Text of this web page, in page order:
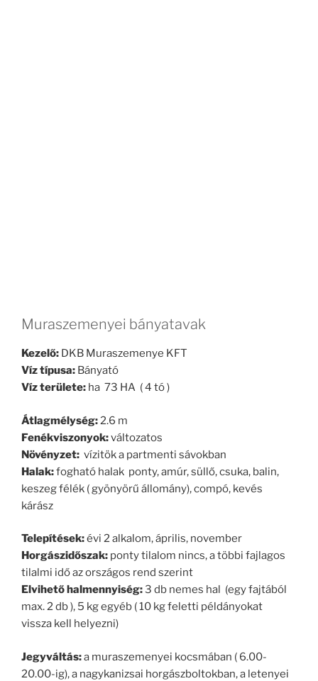
Muraszemenyei bányatavak
Kezelő: DKB Muraszemenye KFT
Víz típusa: Bányató
Víz területe: ha 73 HA ( 4 tó )
Átlagmélység:2.6 m
Fenékviszonyok:változatos
Növényzet: vízitök a partmenti sávokban
Halak:fogható halak ponty, amúr, süllő, csuka, balin,
keszeg félék ( gyönyörű állomány), compó, kevés
kárász
Telepítések:évi 2 alkalom, április, november
Horgászidőszak: ponty tilalom nincs, a többi fajlagos
tilalmi idő az országos rend szerint
Elvihető halmennyiség:3 db nemes hal (egy fajtából
max. 2 db ), 5 kg egyéb ( 10 kg feletti példányokat
vissza kell helyezni)
Jegyváltás:a muraszemenyei kocsmában ( 6.00-
20.00-ig), a nagykanizsai horgászboltokban, a letenyei